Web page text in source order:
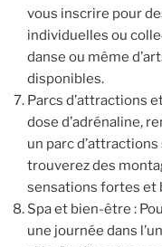
vous inscrire pour
individuelles ou
danse ou même
disponibles.
Parcs d’attractions
dose d’adrénaline,
un parc
trouverez des
sensations fortes et
Spa et bien-être :
une journée dans